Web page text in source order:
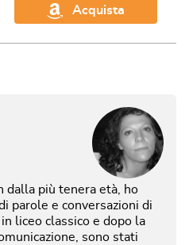
Acquista
dalla più tenera età, ho
parole e conversazioni di
liceo classico e dopo la
sono stati